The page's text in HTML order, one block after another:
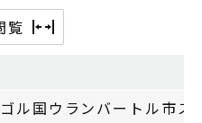
覧
ル国ウランバートル市